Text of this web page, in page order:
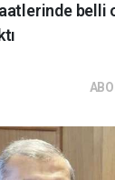
belli